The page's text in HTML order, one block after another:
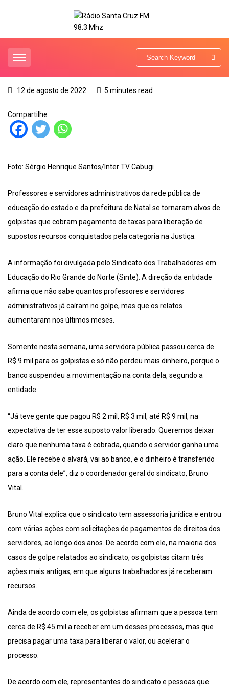
12 de agosto de 2022 5 minutes read
Compartilhe
Foto: Sérgio Henrique Santos/Inter TV Cabugi
Professores e servidores administrativos da rede pública de
educação do estado e da prefeitura de Natal se tornaram alvos de
golpistas que cobram pagamento de taxas para liberação de
supostos recursos conquistados pela categoria na Justiça.
A informação foi divulgada pelo Sindicato dos Trabalhadores em
Educação do Rio Grande do Norte (Sinte). A direção da entidade
afirma que não sabe quantos professores e servidores
administrativos já caíram no golpe, mas que os relatos
aumentaram nos últimos meses.
Somente nesta semana, uma servidora pública passou cerca de
R$ 9 mil para os golpistas e só não perdeu mais dinheiro, porque o
banco suspendeu a movimentação na conta dela, segundo a
entidade.
“Já teve gente que pagou R$ 2 mil, R$ 3 mil, até R$ 9 mil, na
expectativa de ter esse suposto valor liberado. Queremos deixar
claro que nenhuma taxa é cobrada, quando o servidor ganha uma
ação. Ele recebe o alvará, vai ao banco, e o dinheiro é transferido
para a conta dele”, diz o coordenador geral do sindicato, Bruno
Vital.
Bruno Vital explica que o sindicato tem assessoria jurídica e entrou
com várias ações com solicitações de pagamentos de direitos dos
servidores, ao longo dos anos. De acordo com ele, na maioria dos
casos de golpe relatados ao sindicato, os golpistas citam três
ações mais antigas, em que alguns trabalhadores já receberam
recursos.
Ainda de acordo com ele, os golpistas afirmam que a pessoa tem
cerca de R$ 45 mil a receber em um desses processos, mas que
precisa pagar uma taxa para liberar o valor, ou acelerar o
processo.
De acordo com ele, representantes do sindicato e pessoas que